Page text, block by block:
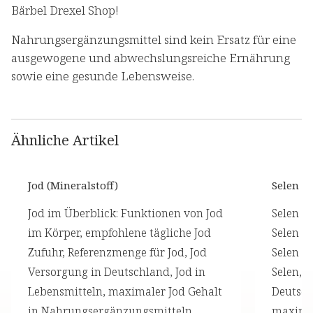
Bärbel Drexel Shop!
Nahrungsergänzungsmittel sind kein Ersatz für eine
ausgewogene und abwechslungsreiche Ernährung
sowie eine gesunde Lebensweise.
Ähnliche Artikel
Jod (Mineralstoff)
Jod im Überblick: Funktionen von Jod
im Körper, empfohlene tägliche Jod
Zufuhr, Referenzmenge für Jod, Jod
Versorgung in Deutschland, Jod in
Lebensmitteln, maximaler Jod Gehalt
Selen
Selen
Selen
Selen
Selen,